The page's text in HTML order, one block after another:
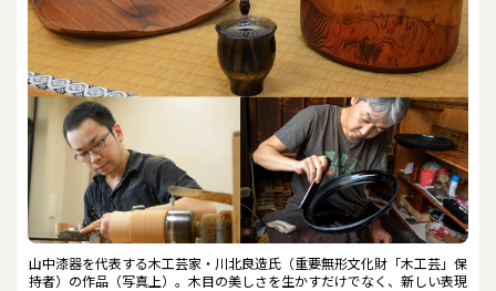
山中漆器を代表する木工芸家・川北良造氏（重要無形文化財「木工芸」保
持者）の作品（写真上）。木目の美しさを生かすだけでなく、新しい表現